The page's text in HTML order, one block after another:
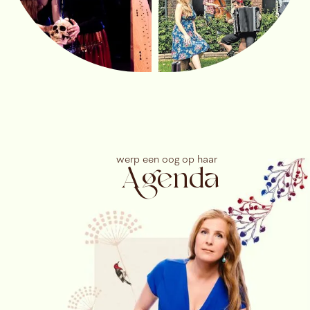
en reageert in het moment op wat de ander doet. Bij
een orkest is dat een maatje groter dan bij een
strijkkwartet, maar het gevoel is hetzelfde.
Leonard Eisenbroich gaf me hier een compliment
over toen we liederen van Strauss uitvoerden in
Londen, hij had nog nooit met een sopraan gewerkt
De belangrijkste reden om een album te maken, is de
liefde die ik voel voor bepaalde stukken. Daar wil ik
me daar uren en dagen mee bezig houden: voor anker
gaan en diep duiken. En dat is wat je doet bij het
maken van een album. Dan mag je jezelf verliezen in
uitzoeken van muziek, studeren, opnemen, en daarna
uren terugluisteren van takes en daar weer keuzes in
maken. Maar dat doe ik alleen bij liederen waarvan ik
echt voel dat ik die moet vastleggen en daarmee
hopelijk iets toevoeg aan de opnames die er al zijn. Bij
werp een oog op haar
Agenda